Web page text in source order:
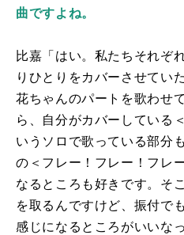
曲ですよね。
比嘉「はい。私たちそれぞ
りひとりをカバーさせてい
花ちゃんのパートを歌わせ
ら、自分がカバーしている
いうソロで歌っている部分
の＜フレー！フレー！フレ
なるところも好きです。そ
を取るんですけど、振付で
感じになるところがいいな